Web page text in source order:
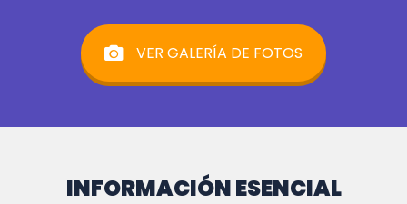
VER GALERÍA DE FOTOS
INFORMACIÓN ESENCIAL